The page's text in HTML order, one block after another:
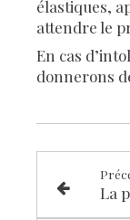
élastiques,
attendre le
En cas
donnerons
La